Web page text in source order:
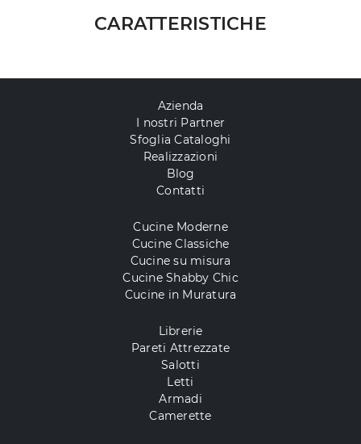
CARATTERISTICHE
Azienda
I nostri Partner
Sfoglia Cataloghi
Realizzazioni
Blog
Contatti
Cucine Moderne
Cucine Classiche
Cucine su misura
Cucine Shabby Chic
Cucine in Muratura
Librerie
Pareti Attrezzate
Salotti
Letti
Armadi
Camerette